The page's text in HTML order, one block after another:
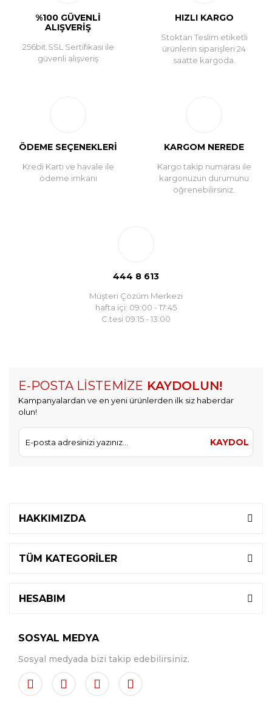
%100 GÜVENLİ
ALIŞVERİŞ
256bit SSL Sertifikası ile
güvenli alışveriş
HIZLI KARGO
Stoktan Teslim etiketli
ürünlerin siparişleri 24
saatte kargoda.
ÖDEME SEÇENEKLERİ
Kredi Kartı ve havale ile
ödeme imkanı
KARGOM NEREDE
Kargo takip numarası ile
kargonuzun durumunu
öğrenebilirsiniz.
444 8 613
Müşteri Çözüm Merkezi
hafta içi: 09:00 - 17:45
C.tesi 09:15 - 13:00
E-POSTA LİSTEMİZE KAYDOLUN!
Kampanyalardan ve en yeni ürünlerden ilk siz haberdar
olun!
KAYDOL
HAKKIMIZDA
TÜM KATEGORİLER
HESABIM
SOSYAL MEDYA
Sosyal medyada bizi takip edebilirsiniz.